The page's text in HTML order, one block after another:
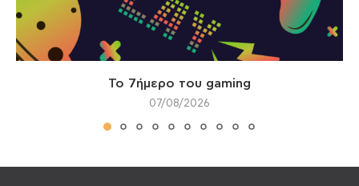
Το 7ήμερο του gaming
07/08/2026